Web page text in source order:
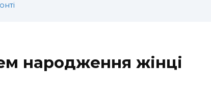
народження жінці